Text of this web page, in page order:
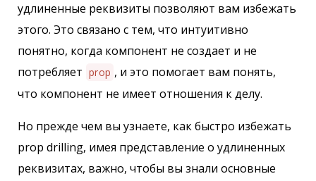
удлиненные реквизиты позволяют вам избежать
этого. Это связано с тем, что интуитивно
понятно, когда компонент не создает и не
потребляет prop , и это помогает вам понять,
что компонент не имеет отношения к делу.
Но прежде чем вы узнаете, как быстро избежать
prop drilling, имея представление о удлиненных
реквизитах, важно, чтобы вы знали основные